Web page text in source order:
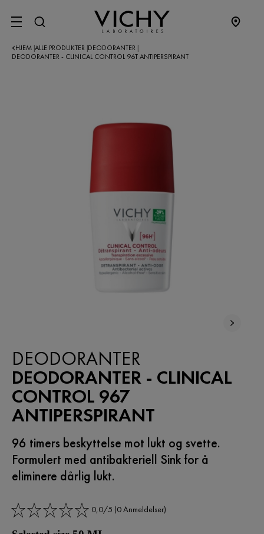
SITE MENU
HJEM ALLE PRODUKTER DEODORANTER
DEODORANTER - CLINICAL CONTROL 96T ANTIPERSPIRANT
DEODORANTER
DEODORANTER - CLINICAL
CONTROL 967
ANTIPERSPIRANT
96 timers beskyttelse mot lukt og svette.
Formulert med antibakteriell Sink for å
eliminere dårlig lukt.
0,0/5 (0 Anmeldelser)